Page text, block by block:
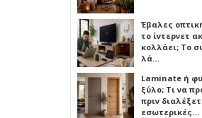
Έβαλες
το ίντερνετ
κολλάει; Το
λά…
Laminate ή
ξύλο; Τι να
πριν
εσωτερικές…